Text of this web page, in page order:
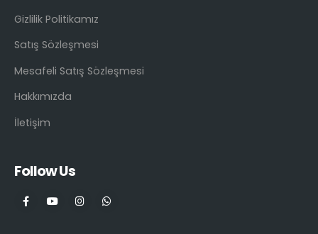
Gizlilik Politikamız
Satış Sözleşmesi
Mesafeli Satış Sözleşmesi
Hakkımızda
İletişim
Follow Us